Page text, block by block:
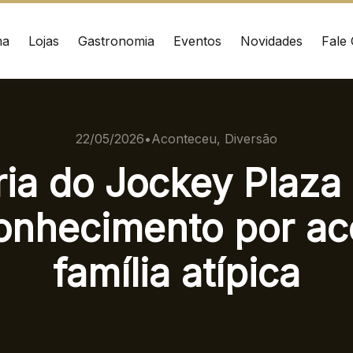
Lojas Gastronomia Eventos Novidades Fale
Adenauer, 370
Ver local
Uber
(41) 3216-1600
WhatsApp
22/05/2026•Aconteceu, Diversão
do Jockey
por
família atípica